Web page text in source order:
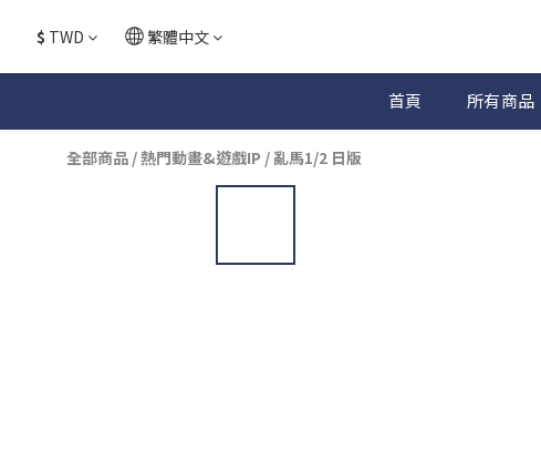
$ TWD 繁體中文
首頁 所有商品
全部商品 /熱門動畫&遊戲IP / 亂馬1/2 日版